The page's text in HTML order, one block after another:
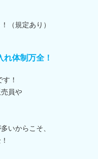
（規定あり）
体制万全！
！
員や
いからこそ、